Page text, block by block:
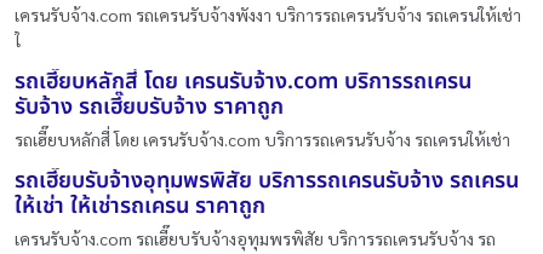
เครนรับจ้าง.com รถเครนรับจ้างพังงา บริการรถเครนรับจ้าง รถเครนให้เช่า
ใ
รถเฮี๊ยบหลักสี่ โดย เครนรับจ้าง.com บริการรถเครน
รับจ้าง รถเฮี๊ยบรับจ้าง ราคาถูก
รถเฮี๊ยบหลักสี่ โดย เครนรับจ้าง.com บริการรถเครนรับจ้าง รถเครนให้เช่า
รถเฮี๊ยบรับจ้างอุทุมพรพิสัย บริการรถเครนรับจ้าง รถเครน
ให้เช่า ให้เช่ารถเครน ราคาถูก
เครนรับจ้าง.com รถเฮี๊ยบรับจ้างอุทุมพรพิสัย บริการรถเครนรับจ้าง รถ